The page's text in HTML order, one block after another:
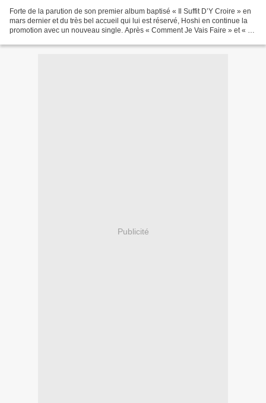
Forte de la parution de son premier album baptisé « Il Suffit D’Y Croire » en
mars dernier et du très bel accueil qui lui est réservé, Hoshi en continue la
promotion avec un nouveau single. Après « Comment Je Vais Faire » et « Ta
Publicité